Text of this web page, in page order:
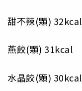
甜不辣(顆) 32kcal
燕餃(顆) 31kcal
水晶餃(顆) 30kcal